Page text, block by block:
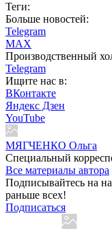
Теги:
Больше новостей:
Telegram
MAX
Производственный
Telegram
Ищите нас в:
ВКонтакте
Яндекс Дзен
YouTube
МЯГЧЕНКО Ольга
Cпециальный
Все материалы автора
Подписывайтесь на
раньше всех!
Подписаться